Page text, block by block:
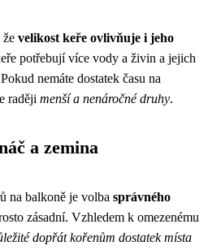
že velikost keře ovlivňuje i jeho
potřebují více vody a živin a jejich
nemáte dostatek času na
raději menší a nenáročné druhy.
a zemina
na balkoně je volba správného
zásadní. Vzhledem k omezenému
dopřát kořenům dostatek místa